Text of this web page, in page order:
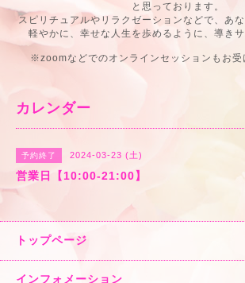
と思っております。
スピリチュアルやリラクゼーションなどで、あな
軽やかに、幸せな人生を歩めるように、導きサ
※zoomなどでのオンラインセッションもお受
カレンダー
予約終了 2024-03-23 (土)
営業日【10:00-21:00】
トップページ
インフォメーション